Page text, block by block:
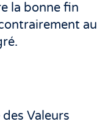
la bonne fin
au
Valeurs